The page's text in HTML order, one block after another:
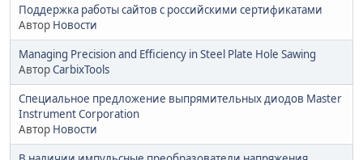
Поддержка работы сайтов с российскими сертификатами
Автор Новости
Managing Precision and Efficiency in Steel Plate Hole Sawing
АвторCarbixTools
Специальное предложение выпрямительных диодов Master
Instrument Corporation
Автор Новости